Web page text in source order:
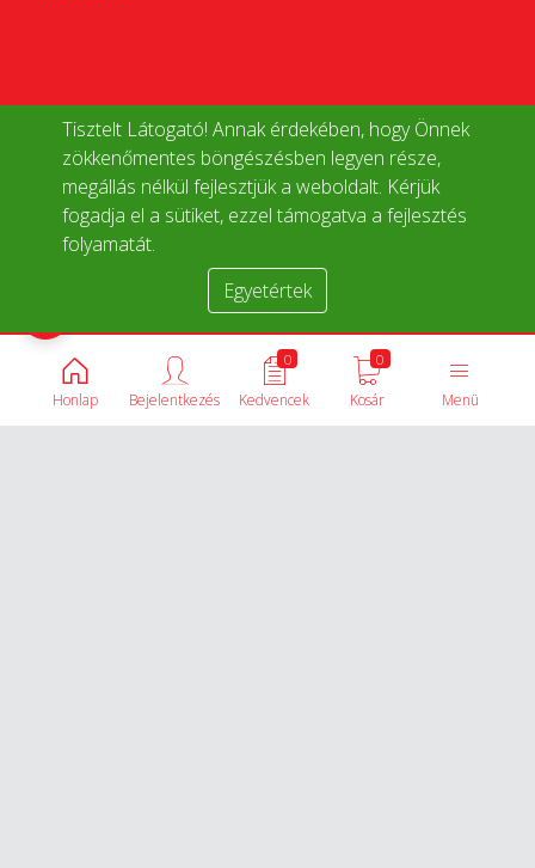
Tisztelt Látogató! Annak érdekében, hogy Önnek
zökkenőmentes böngészésben legyen része,
megállás nélkül fejlesztjük a weboldalt. Kérjük
fogadja el a sütiket, ezzel támogatva a fejlesztés
folyamatát.
Egyetértek
Honlap Menü
0
Kosár
0
Kedvencek
Bejelentkezés
Termékek összehasonlítása